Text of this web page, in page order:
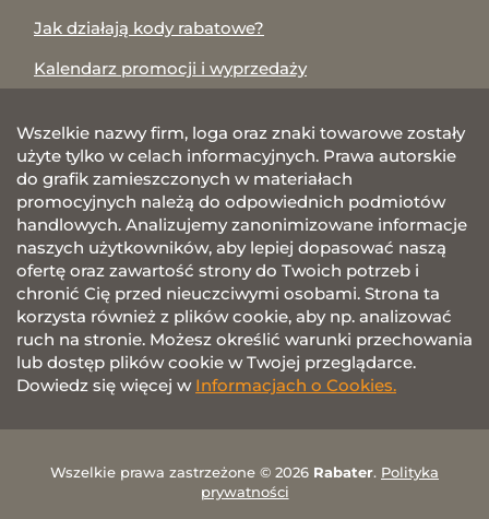
Jak działają kody rabatowe?
Kalendarz promocji i wyprzedaży
Wszelkie nazwy firm, loga oraz znaki towarowe zostały
użyte tylko w celach informacyjnych. Prawa autorskie
do grafik zamieszczonych w materiałach
promocyjnych należą do odpowiednich podmiotów
handlowych. Analizujemy zanonimizowane informacje
naszych użytkowników, aby lepiej dopasować naszą
ofertę oraz zawartość strony do Twoich potrzeb i
chronić Cię przed nieuczciwymi osobami. Strona ta
korzysta również z plików cookie, aby np. analizować
ruch na stronie. Możesz określić warunki przechowania
lub dostęp plików cookie w Twojej przeglądarce.
Dowiedz się więcej w Informacjach o Cookies.
Wszelkie prawa zastrzeżone © 2026 Rabater. Polityka
prywatności